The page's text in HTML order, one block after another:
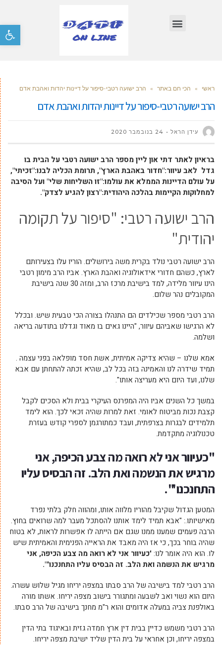
פתח
ראשי » הכי חם באתר » הרב ישועה רטבי-סיפור על דיינות יהדות ואהבת אדם
הרב ישועה רטבי-סיפור על דיינות יהדות ואהבת אדם
עידן הראל 24 בנובמבר 2020
בראיון לאתר דתי און ליין מספר הרב ישועה רטבי על הבית בו
גדל לאב עיוור:"חדור באהבת הארץ", תרומת הכליה לבנו:"זכיתי",
על עולם הדיינות הממלא את עולמו:"זו השליחות שלי" ועל הסיבה
למחלוקות הקיימות בהלכה היהודית:"רצון להגיע לצדק".
הרב ישועה רטבי: "סיפור על תקומה
יהודית"
הרב ישועה רטבי נולד בקרית משה בירושלים. הוריו עלו בצעירותם
לארץ, כשהם חדורי אידאולוגיה ואהבת הארץ. אביו הרב מימון רטבי
הינו עיוור מלידה, למד בישיבת מרכז הרב, ומזה 30 שנה בישיבת
המקובלים נהר שלום.
הרב רטבי מספר שכילדים הם התנהלו בצורה הכי טבעית שיש. ובכלל
לא הרגישו שאביהם עיוור, "היינו גאים בו מאוד וגדלנו בתודעה בריאה
ושלמה.
אמא שלנו – שהיא צדיקה אמיתית, אשת חסד מופלאה בפני עצמה .
תמיד שידרה לנו והאמינה בזה בכל לב, שהיא זכתה להתחתן עם אבא
שלנו, ועד היום היא מעריצה אותו".
במשך כל השנים אביו היה המפרנס העיקרי בבית ולא הסכים לקבל
קצבת נכות מביטוח לאומי. זאת למרות שהיה זכאי לכך. הוא לימד
תלמידים לבגרות בצרפתית, ועבד כמתורגמן לספרי קודש בעזרת
טכנולוגיה מתקדמת.
"כעיוור אני לא רואה מה צבע הכיפה, אני
מרגיש את הנשמה ואת הלב. זה הבסיס עליו
התחנכנו'".
המטען הגדול שקיבל מהוריו מלווה אותו, ומהווה חלק בלתי נפרד
מאישיותו.: "אבא תמיד לימד אותנו להסתכל מעבר למה שרואים בחוץ.
הרבה פעמים שמענו ממנו שגם אם הייתה לו אפשרות לראות, לא בטוח
שהיה בוחר בכך, כי אז היה מאבד את הראייה הפנימית והאמיתית שיש
לו. הוא היה אומר לנו:'כעיוור אני לא רואה מה צבע הכיפה, אני
מרגיש את הנשמה ואת הלב. זה הבסיס עליו התחנכנו'".
הרב רטבי למד בישיבה של הרב סבתו במצפה יריחו מגיל שלוש עשרה.
היום הוא נשוי ואב לשבעה ומתגורר בישוב מצפה יריחו. אשתו מורה
באולפנת צביה במעלה אדומים והוא ר"מ מחנך בישיבה של הרב סבתו.
הרב רטבי משמש כדיין בבית דין ארץ חמדה גזית ובאיגוד בתי הדין
במצפה יריחו, וכן אחראי על בית הדין שליד ישיבת מצפה יריחו.